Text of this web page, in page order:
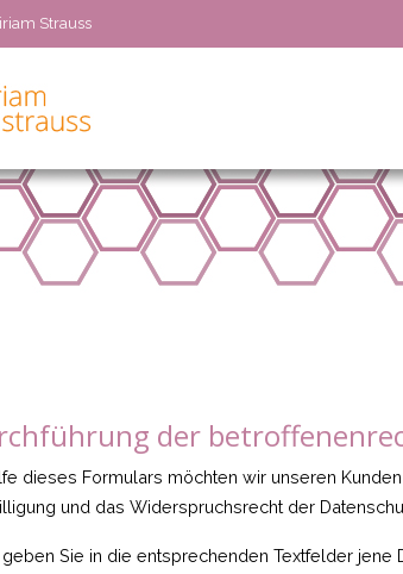
Strauss
der
dieses Formulars möchten wir unseren
und das Widerspruchsrecht der
Sie in die entsprechenden Textfelder jene